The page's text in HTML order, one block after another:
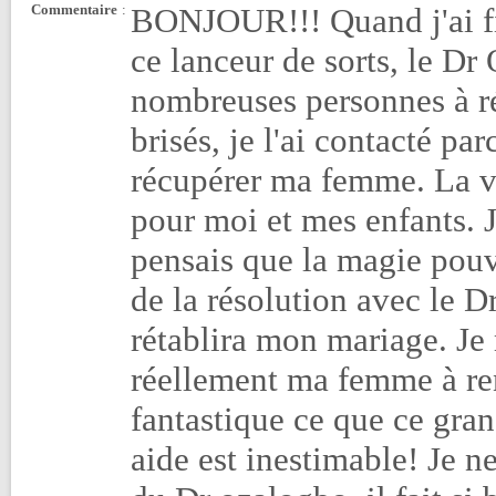
Commentaire : BONJOUR!!! Quand j'ai
ce lanceur de sorts, le
nombreuses personnes à
brisés, je l'ai contacté
récupérer ma femme. La
pour moi et mes enfants.
pensais que la magie
de la résolution avec le
rétablira mon mariage.
réellement ma femme à
fantastique ce que ce
aide est inestimable! Je